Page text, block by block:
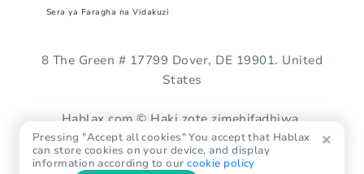
Sera ya Faragha na Vidakuzi
8 The Green # 17799 Dover, DE 19901. United
States
Hablax.com © Haki zote zimehifadhiwa.
Pressing "Accept all cookies" You accept that Hablax
can store cookies on your device, and display
information according to ourcookie policy